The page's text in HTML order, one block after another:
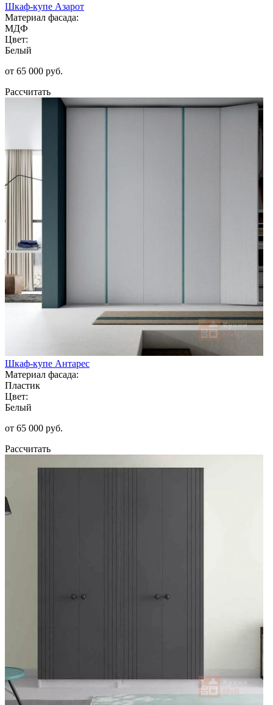
Шкаф-купе Азарот
Материал фасада:
МДФ
Цвет:
Белый
от 65 000 руб.
Рассчитать
Шкаф-купе Антарес
Материал фасада:
Пластик
Цвет:
Белый
от 65 000 руб.
Рассчитать